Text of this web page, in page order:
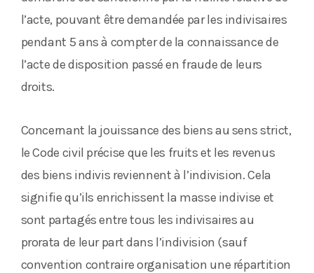
l’acte, pouvant être demandée par les indivisaires
pendant 5 ans à compter de la connaissance de
l’acte de disposition passé en fraude de leurs
droits.
Concernant la jouissance des biens au sens strict,
le Code civil précise que les fruits et les revenus
des biens indivis reviennent à l’indivision. Cela
signifie qu’ils enrichissent la masse indivise et
sont partagés entre tous les indivisaires au
prorata de leur part dans l’indivision (sauf
convention contraire organisation une répartition